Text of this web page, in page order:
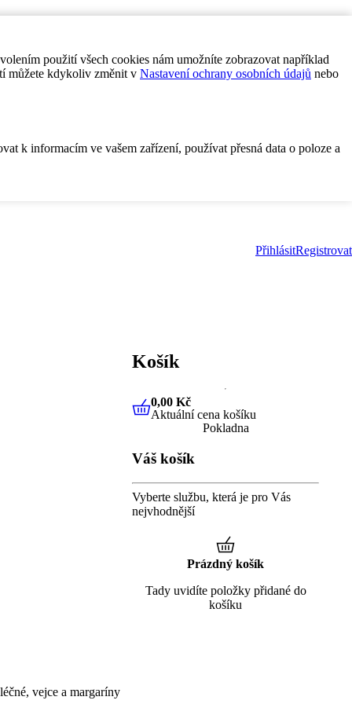
použití všech cookies nám umožníte zobrazovat například
můžete kdykoliv změnit v Nastavení ochrany osobních údajů nebo
k informacím ve vašem zařízení, používat přesná data o poloze a
PřihlásitRegistrovat
vejce a margaríny
Košík
0,00 KčAktuální cena košíku
0,00 Kč
Aktuální cena košíku
Pokladna
Váš košík
Vyberte službu, která je pro Vás
nejvhodnější
Prázdný košík
Tady uvidíte položky přidané do
košíku